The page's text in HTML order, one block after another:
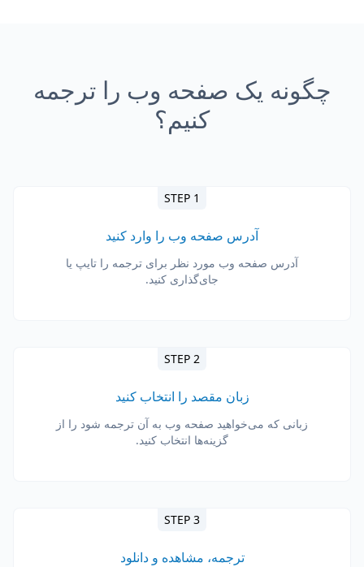
چگونه یک صفحه وب را ترجمه
کنیم؟
STEP 1
آدرس صفحه وب را وارد کنید
آدرس صفحه وب مورد نظر برای ترجمه را تایپ یا
جای‌گذاری کنید.
STEP 2
زبان مقصد را انتخاب کنید
زبانی که می‌خواهید صفحه وب به آن ترجمه شود را از
گزینه‌ها انتخاب کنید.
STEP 3
ترجمه، مشاهده و دانلود